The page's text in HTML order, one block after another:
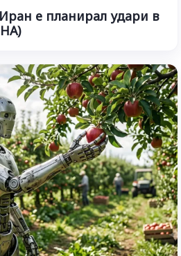
е планирал удари в